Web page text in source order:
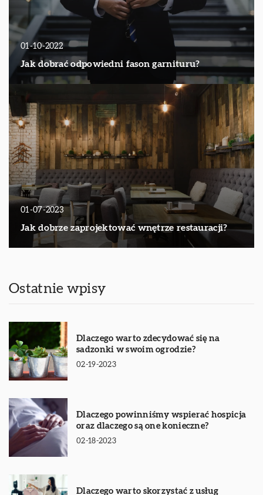
01-10-2022
Jak dobrać odpowiedni fason garnituru?
01-07-2023
Jak dobrze zaprojektować wnętrze restauracji?
Ostatnie wpisy
Dlaczego warto zdecydować się na
sadzonki w swoim ogrodzie?
02-19-2023
Dlaczego powinniśmy wspierać hospicja
oraz dlaczego są one konieczne?
02-18-2023
Dlaczego warto skorzystać z usług